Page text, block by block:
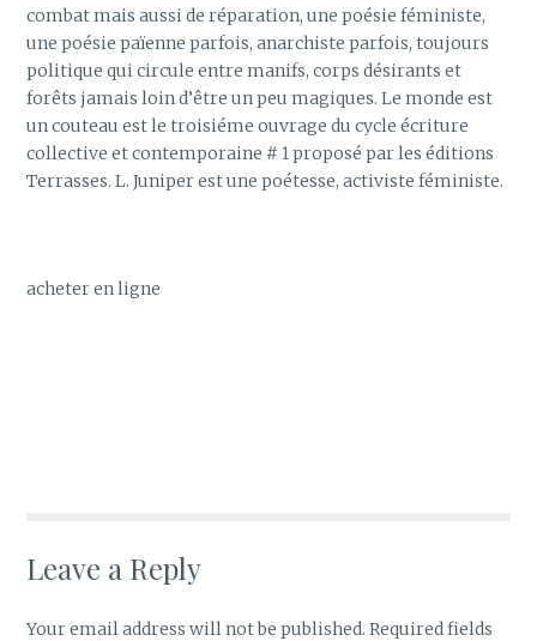
combat mais aussi de réparation, une poésie féministe,
une poésie païenne parfois, anarchiste parfois, toujours
politique qui circule entre manifs, corps désirants et
forêts jamais loin d’être un peu magiques. Le monde est
un couteau est le troisiéme ouvrage du cycle écriture
collective et contemporaine # 1 proposé par les éditions
Terrasses. L. Juniper est une poétesse, activiste féministe.
acheter en ligne
Leave a Reply
Your email address will not be published. Required fields